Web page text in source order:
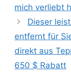
mich verliebt
Dieser
entfernt für
direkt aus
650 $ Rabatt